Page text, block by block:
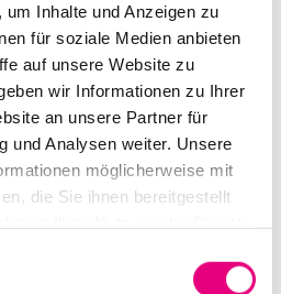
Inhalte und Anzeigen zu
für soziale Medien anbieten
auf unsere Website zu
wir Informationen zu Ihrer
an unsere Partner für
und Analysen weiter. Unsere
möglicherweise mit
die Sie ihnen bereitgestellt